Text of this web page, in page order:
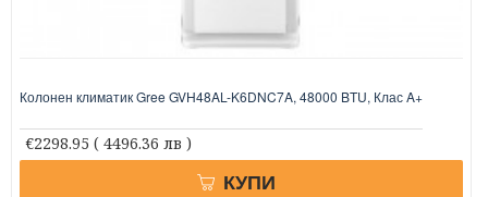
Колонен климатик Gree GVH48AL-K6DNC7A, 48000 BTU, Клас A+
€2298.95 ( 4496.36 лв )
КУПИ